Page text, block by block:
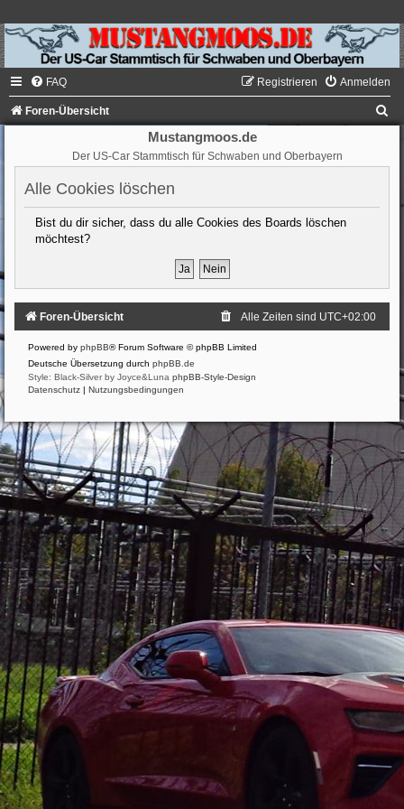
FAQ Anmelden
Registrieren
Foren-Übersicht
Mustangmoos.de
Der US-Car Stammtisch für Schwaben und Oberbayern
Alle Cookies löschen
Bist du dir sicher, dass du alle Cookies des Boards löschen
möchtest?
Foren-Übersicht Alle Zeiten sind UTC+02:00
Powered by phpBB® Forum Software © phpBB Limited
Deutsche Übersetzung durch phpBB.de
Style: Black-Silver by Joyce&Luna phpBB-Style-Design
Datenschutz
Nutzungsbedingungen